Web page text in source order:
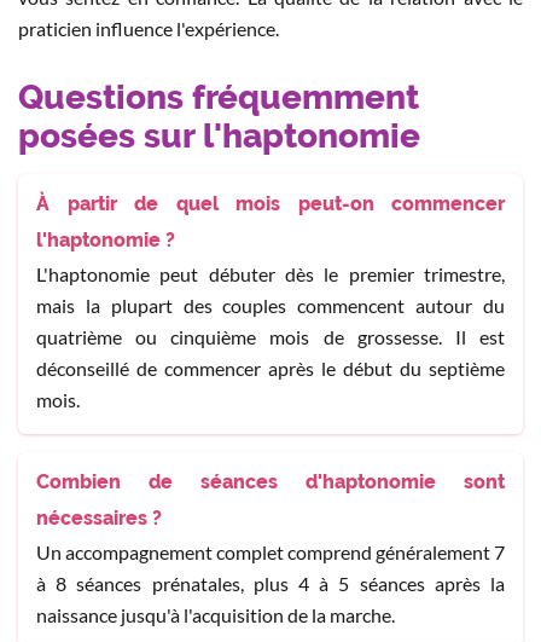
praticien influence l'expérience.
Questions fréquemment
posées sur l'haptonomie
À partir de quel mois peut-on commencer
l'haptonomie ?
L'haptonomie peut débuter dès le premier trimestre,
mais la plupart des couples commencent autour du
quatrième ou cinquième mois de grossesse. Il est
déconseillé de commencer après le début du septième
mois.
Combien de séances d'haptonomie sont
nécessaires ?
Un accompagnement complet comprend généralement 7
à 8 séances prénatales, plus 4 à 5 séances après la
naissance jusqu'à l'acquisition de la marche.